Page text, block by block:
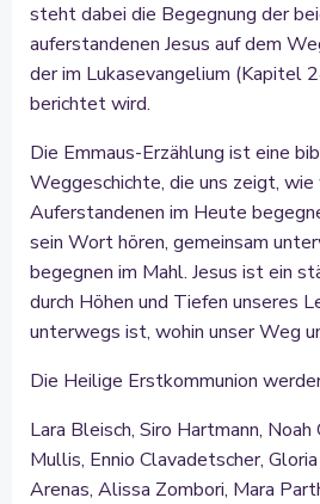
steht dabei die Begegnung der
auferstandenen Jesus auf dem
der im Lukasevangelium (Kapitel
berichtet wird.
Die Emmaus-Erzählung ist eine
Weggeschichte, die uns zeigt, wie
Auferstandenen im Heute
sein Wort hören, gemeinsam
begegnen im Mahl. Jesus ist ein
durch Höhen und Tiefen unseres
unterwegs ist, wohin unser Weg
Die Heilige Erstkommunion
Lara Bleisch, Siro Hartmann, Noah
Mullis, Ennio Clavadetscher,
Arenas, Alissa Zombori, Mara